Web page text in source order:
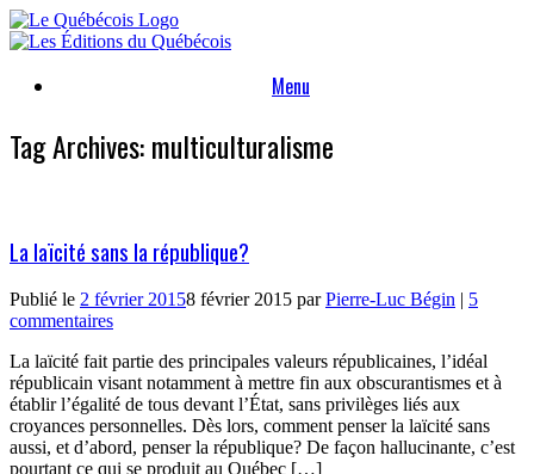
Skip
to
Menu
Tag Archives:multiculturalisme
La laïcité sans la république?
Publié le 2 février 20158 février 2015 parPierre-Luc Bégin | 5
commentaires
La laïcité fait partie des principales valeurs républicaines, l’idéal
républicain visant notamment à mettre fin aux obscurantismes et à
établir l’égalité de tous devant l’État, sans privilèges liés aux
croyances personnelles. Dès lors, comment penser la laïcité sans
aussi, et d’abord, penser la république? De façon hallucinante, c’est
pourtant ce qui se produit au Québec […]